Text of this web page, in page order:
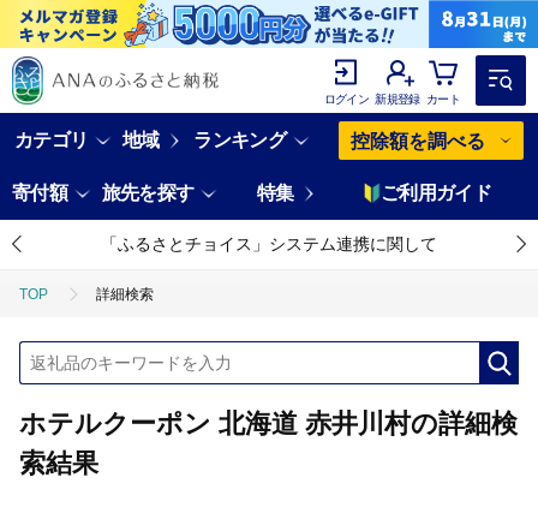
ログイン 新規登録 カート
カテゴリ 地域 ランキング 控除額を調べる
寄付額 旅先を探す 特集 ご利用ガイド
「ふるさとチョイス」システム連携に関して
TOP 詳細検索
ホテルクーポン 北海道 赤井川村の詳細検
索結果